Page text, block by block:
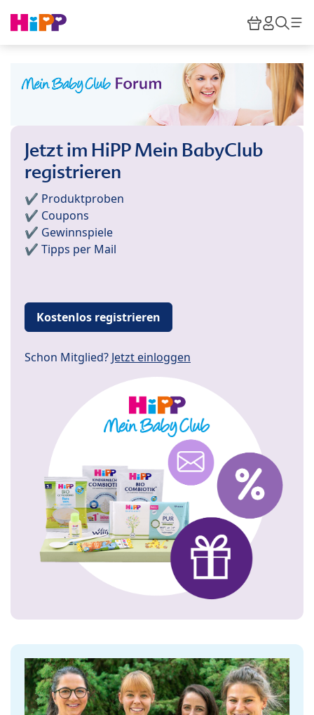
HiPP
Jetzt im HiPP Mein BabyClub
registrieren
✔️ Produktproben
✔️ Coupons
✔️ Gewinnspiele
✔️ Tipps per Mail
Kostenlos registrieren
Schon Mitglied? Jetzt einloggen